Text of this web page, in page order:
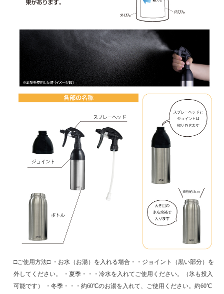
□ご使用方法□ ・お水（お湯）を入れる場合・・ジョイント（黒い部分）を
外してください。 ・夏季・・・冷水を入れてご使用ください。（氷も投入
可能です） ・冬季・・・約60℃のお湯を入れて、ご使用ください。約60℃